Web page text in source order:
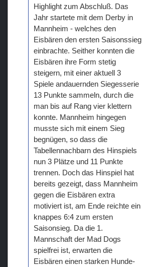
Highlight zum Abschluß. Das
Jahr startete mit dem Derby in
Mannheim - welches den
Eisbären den ersten Saisonssieg
einbrachte. Seither konnten die
Eisbären ihre Form stetig
steigern, mit einer aktuell 3
Spiele andauernden Siegesserie
13 Punkte sammeln, durch die
man bis auf Rang vier klettern
konnte. Mannheim hingegen
musste sich mit einem Sieg
begnügen, so dass die
Tabellennachbarn des Hinspiels
nun 3 Plätze und 11 Punkte
trennen. Doch das Hinspiel hat
bereits gezeigt, dass Mannheim
gegen die Eisbären extra
motiviert ist, am Ende reichte ein
knappes 6:4 zum ersten
Saisonsieg. Da die 1.
Mannschaft der Mad Dogs
spielfrei ist, erwarten die
Eisbären einen starken Hunde-